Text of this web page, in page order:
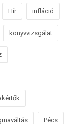
Hír infláció
könyvvizsgálat
Pécs